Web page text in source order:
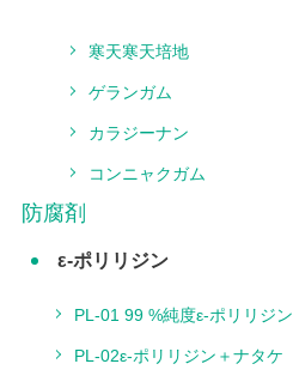
寒天寒天培地
ゲランガム
カラジーナン
コンニャクガム
防腐剤
ε‐ポリリジン
PL‐01 99 %純度ε‐ポリリジン
PL‐02ε‐ポリリジン＋ナタケ